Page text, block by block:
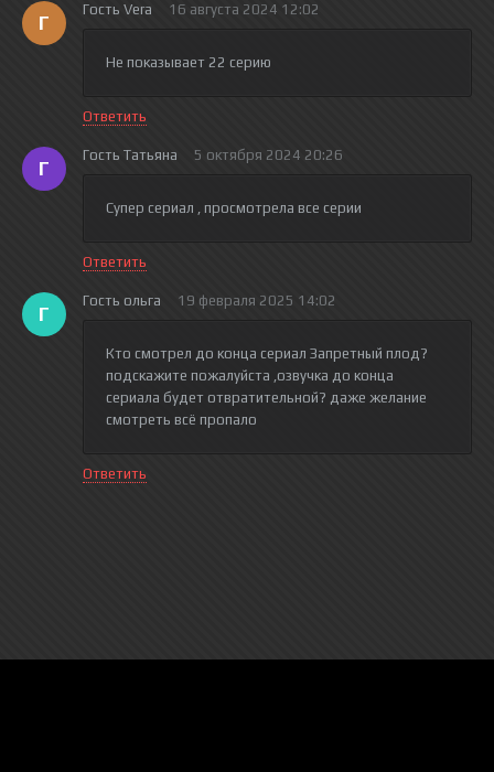
Г
Гость Vera 16 августа 2024 12:02
Не показывает 22 серию
Ответить
Г
Гость Татьяна 5 октября 2024 20:26
Супер сериал , просмотрела все серии
Ответить
Г
Гость ольга 19 февраля 2025 14:02
Кто смотрел до конца сериал Запретный плод?
подскажите пожалуйста ,озвучка до конца
сериала будет отвратительной? даже желание
смотреть всё пропало
Ответить